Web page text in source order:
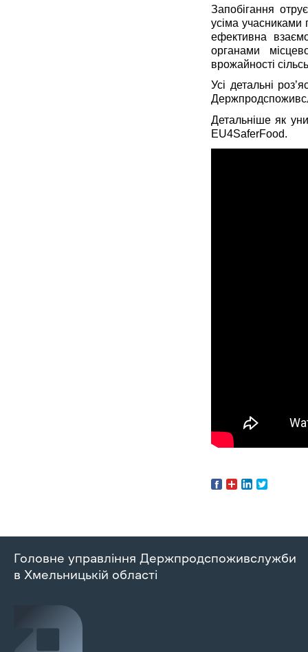
Запобігання
усіма учасниками
ефективна
органами
врожайності
Усі детальні
Детальніше як
EU4SaferFood.
Головне управління Держпродспоживслужби
в Хмельницькій області